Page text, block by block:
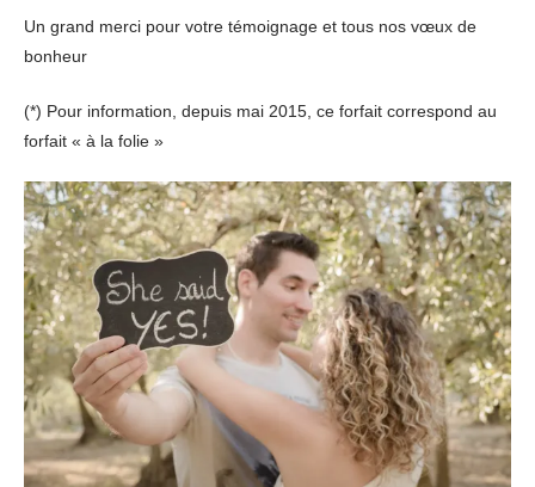
Un grand merci pour votre témoignage et tous nos vœux de
bonheur
(*) Pour information, depuis mai 2015, ce forfait correspond au
forfait « à la folie »